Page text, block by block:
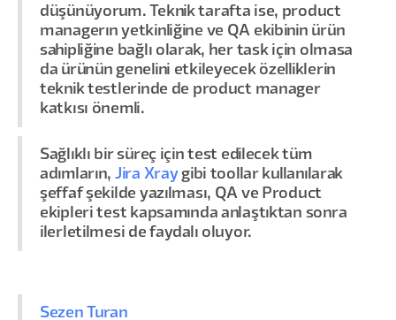
düşünüyorum. Teknik tarafta ise, product
managerın yetkinliğine ve QA ekibinin ürün
sahipliğine bağlı olarak, her task için olmasa
da ürünün genelini etkileyecek özelliklerin
teknik testlerinde de product manager
katkısı önemli.
Sağlıklı bir süreç için test edilecek tüm
adımların, Jira Xray gibi toollar kullanılarak
şeffaf şekilde yazılması, QA ve Product
ekipleri test kapsamında anlaştıktan sonra
ilerletilmesi de faydalı oluyor.
Sezen Turan